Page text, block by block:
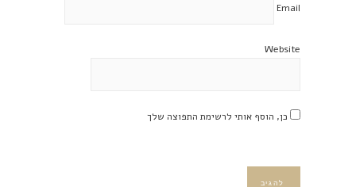
Email
Website
כן, הוסף אותי לרשימת התפוצה שלך